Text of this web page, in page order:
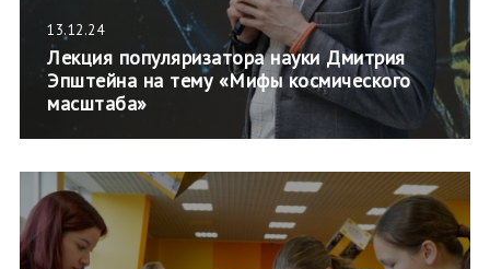
13.12.24
Лекция популяризатора науки Дмитрия
Эпштейна на тему «Мифы космического
масштаба»